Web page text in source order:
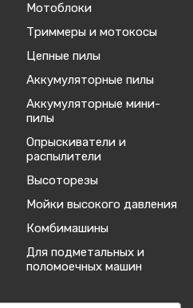
Мотоблоки
Триммеры и мотокосы
Цепные пилы
Аккумуляторные пилы
Аккумуляторные мини-
пилы
Опрыскиватели и
распылители
Высоторезы
Мойки высокого давления
Комбимашины
Для подметальных и
поломоечных машин